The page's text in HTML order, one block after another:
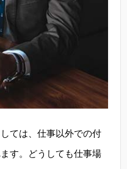
ては、仕事以外での付
す。どうしても仕事場